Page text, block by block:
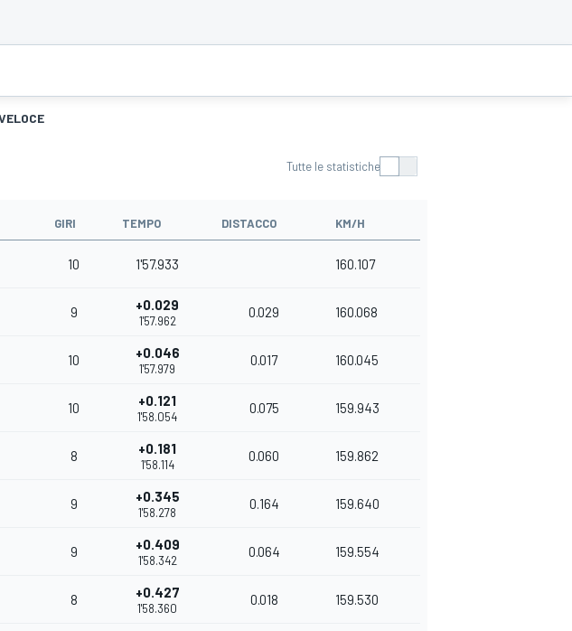
Tutte le statistiche
GIRI TEMPO DISTACCO KM/H
10 1'57.933 160.107
9 +0.029
1'57.962
0.029 160.068
10 +0.046
1'57.979
0.017 160.045
10 +0.121
1'58.054
0.075 159.943
8 +0.181
1'58.114
0.060 159.862
9 +0.345
1'58.278
0.164 159.640
9 +0.409
1'58.342
0.064 159.554
8 +0.427
1'58.360
0.018 159.530